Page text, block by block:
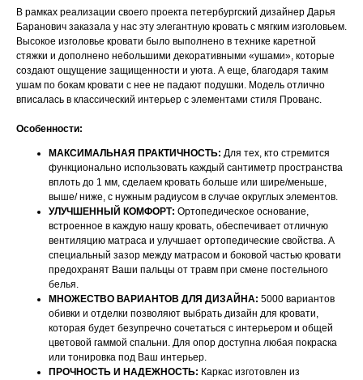
В рамках реализации своего проекта петербургский дизайнер Дарья
Баранович заказала у нас эту элегантную кровать с мягким изголовьем.
Высокое изголовье кровати было выполнено в технике каретной
стяжки и дополнено небольшими декоративными «ушами», которые
создают ощущение защищенности и уюта. А еще, благодаря таким
ушам по бокам кровати с нее не падают подушки. Модель отлично
вписалась в классический интерьер с элементами стиля Прованс.
Особенности:
МАКСИМАЛЬНАЯ ПРАКТИЧНОСТЬ: Для тех, кто стремится
функционально использовать каждый сантиметр пространства
вплоть до 1 мм, сделаем кровать больше или шире/меньше,
выше/ ниже, с нужным радиусом в случае округлых элементов.
УЛУЧШЕННЫЙ КОМФОРТ: Ортопедическое основание,
встроенное в каждую нашу кровать, обеспечивает отличную
вентиляцию матраса и улучшает ортопедические свойства. А
специальный зазор между матрасом и боковой частью кровати
предохранят Ваши пальцы от травм при смене постельного
белья.
МНОЖЕСТВО ВАРИАНТОВ ДЛЯ ДИЗАЙНА: 5000 вариантов
обивки и отделки позволяют выбрать дизайн для кровати,
которая будет безупречно сочетаться с интерьером и общей
цветовой гаммой спальни. Для опор доступна любая покраска
или тонировка под Ваш интерьер.
ПРОЧНОСТЬ И НАДЕЖНОСТЬ: Каркас изготовлен из